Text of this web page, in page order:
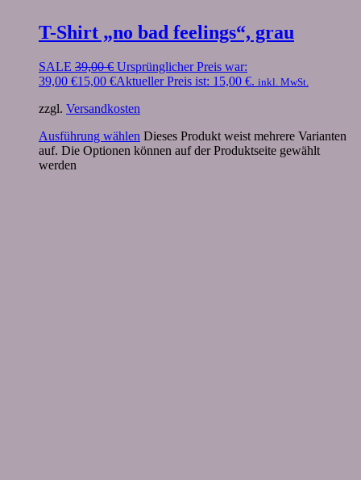
T-Shirt „no bad feelings“, grau
SALE 39,00€ Ursprünglicher Preis war:
39,00 €15,00 €Aktueller Preis ist: 15,00 €. inkl. MwSt.
zzgl. Versandkosten
Ausführung wählen Dieses Produkt weist mehrere Varianten
auf. Die Optionen können auf der Produktseite gewählt
werden